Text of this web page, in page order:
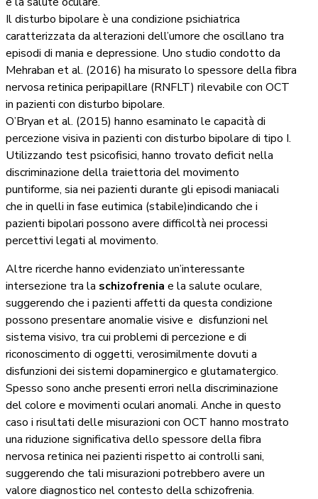
Il disturbo bipolare è una condizione psichiatrica
caratterizzata da alterazioni dell’umore che oscillano tra
episodi di mania e depressione. Uno studio condotto da
Mehraban et al. (2016) ha misurato lo spessore della fibra
nervosa retinica peripapillare (RNFLT) rilevabile con OCT
in pazienti con disturbo bipolare.
O’Bryan et al. (2015) hanno esaminato le capacità di
percezione visiva in pazienti con disturbo bipolare di tipo I.
Utilizzando test psicofisici, hanno trovato deficit nella
discriminazione della traiettoria del movimento
puntiforme, sia nei pazienti durante gli episodi maniacali
che in quelli in fase eutimica (stabile)indicando che i
pazienti bipolari possono avere difficoltà nei processi
percettivi legati al movimento.
Altre ricerche hanno evidenziato un’interessante
intersezione tra la schizofrenia e la salute oculare,
suggerendo che i pazienti affetti da questa condizione
possono presentare anomalie visive e disfunzioni nel
sistema visivo, tra cui problemi di percezione e di
riconoscimento di oggetti, verosimilmente dovuti a
disfunzioni dei sistemi dopaminergico e glutamatergico.
Spesso sono anche presenti errori nella discriminazione
del colore e movimenti oculari anomali. Anche in questo
caso i risultati delle misurazioni con OCT hanno mostrato
una riduzione significativa dello spessore della fibra
nervosa retinica nei pazienti rispetto ai controlli sani,
suggerendo che tali misurazioni potrebbero avere un
valore diagnostico nel contesto della schizofrenia.